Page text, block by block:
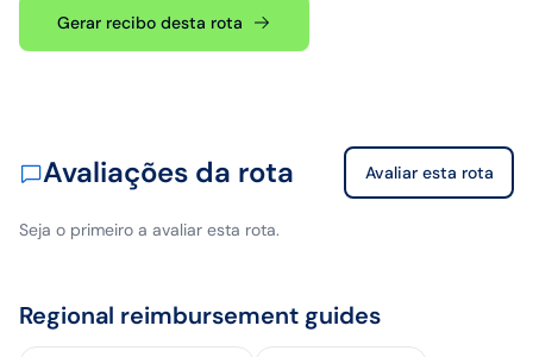
Gerar recibo desta rota
Avaliações da rota Avaliar esta rota
Seja o primeiro a avaliar esta rota.
Regional reimbursement guides